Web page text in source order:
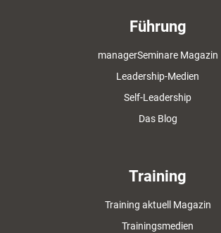
Führung
managerSeminare Magazin
Leadership-Medien
Self-Leadership
Das Blog
Training
Training aktuell Magazin
Trainingsmedien